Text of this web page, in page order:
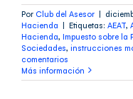
Por Club del Asesor |
Hacienda | Etiquetas: AEAT,
Hacienda, Impuesto sobre la
Sociedades, instrucciones
comentarios
Más información